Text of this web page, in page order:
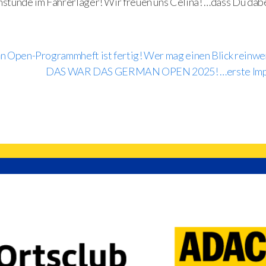
Open-Programmheft ist fertig! Wer mag einen Blick
DAS WAR DAS GERMAN OPEN 2025! …erste